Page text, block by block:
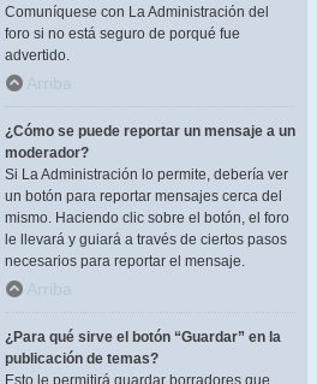
Comuníquese con La Administración del
foro si no está seguro de porqué fue
advertido.
Arriba
¿Cómo se puede reportar un mensaje a un
moderador?
Si La Administración lo permite, debería ver
un botón para reportar mensajes cerca del
mismo. Haciendo clic sobre el botón, el foro
le llevará y guiará a través de ciertos pasos
necesarios para reportar el mensaje.
Arriba
¿Para qué sirve el botón “Guardar” en la
publicación de temas?
Esto le permitirá guardar borradores que